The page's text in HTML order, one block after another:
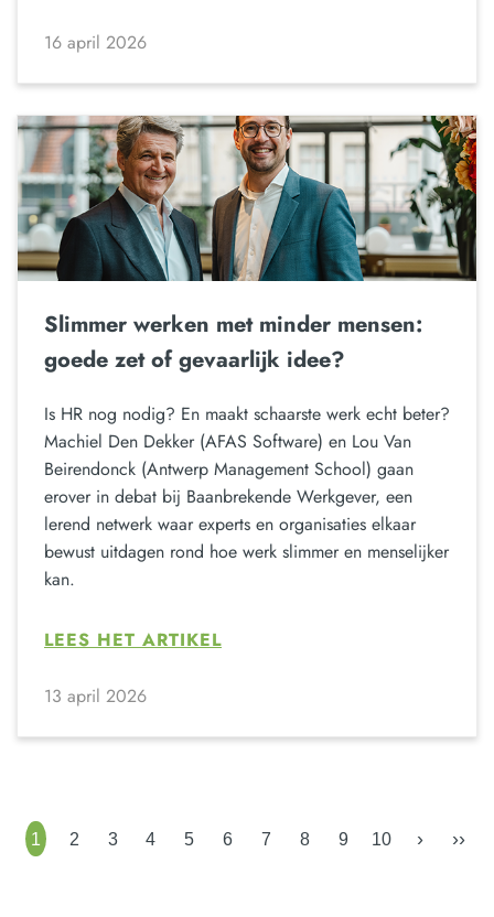
16 april 2026
Slimmer werken met minder mensen:
goede zet of gevaarlijk idee?
Is HR nog nodig? En maakt schaarste werk echt beter?
Machiel Den Dekker (AFAS Software) en Lou Van
Beirendonck (Antwerp Management School) gaan
erover in debat bij Baanbrekende Werkgever, een
lerend netwerk waar experts en organisaties elkaar
bewust uitdagen rond hoe werk slimmer en menselijker
kan.
LEES HET ARTIKEL
13 april 2026
1 2 3 4 5 6 7 8 9 10 › ››